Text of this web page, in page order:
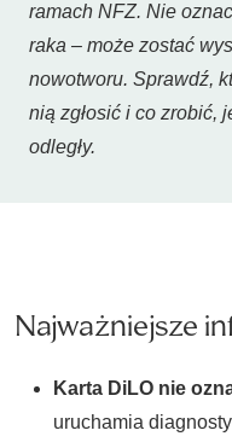
ramach NFZ. Nie
raka – może zostać
nowotworu. Sprawdź,
nią zgłosić i co zrobić,
odległy.
Najważniejsze
Karta DiLO nie
uruchamia